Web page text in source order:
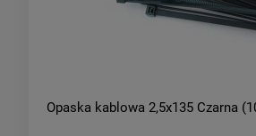
Opaska kablowa 2,5x135 Czarna